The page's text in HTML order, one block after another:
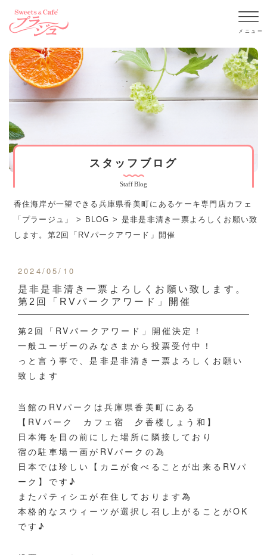
スタッフブログ
Staff Blog
香住海岸が一望できる兵庫県香美町にあるケーキ専門店カフェ
「プラージュ」
> BLOG > 是非是非清き一票よろしくお願い致
します。第2回「RVパークアワード」開催
2024/05/10
是非是非清き一票よろしくお願い致します。
第2回「RVパークアワード」開催
第2回「RVパークアワード」開催決定！
一般ユーザーのみなさまから投票受付中！
っと言う事で、是非是非清き一票よろしくお願い
致します
当館のRVパークは兵庫県香美町にある
【RVパーク カフェ宿 夕香楼しょう和】
日本海を目の前にした場所に隣接しており
宿の駐車場一画がRVパークの為
日本では珍しい【カニが食べることが出来るRVパ
ーク】です♪
またパティシエが在住しております為
本格的なスウィーツが選択し召し上がることがOK
です♪